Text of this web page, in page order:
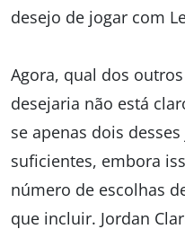
desejo de jogar com
Agora, qual dos
desejaria não está
se apenas dois
suficientes, embora
número de escolhas
que incluir. Jordan